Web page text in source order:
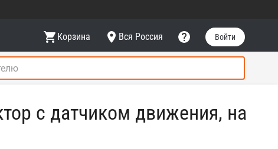
Корзина Вся Россия Войти
с датчиком движения, на